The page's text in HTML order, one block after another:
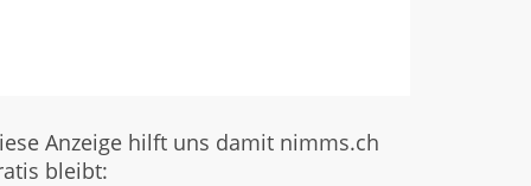
Anzeige hilft uns damit nimms.ch
bleibt: